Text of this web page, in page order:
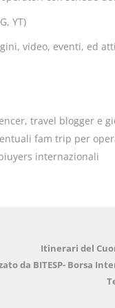
YT)
video, eventi, ed
travel blogger e
fam trip per
internazionali
Itinerari del
da BITESP- Borsa